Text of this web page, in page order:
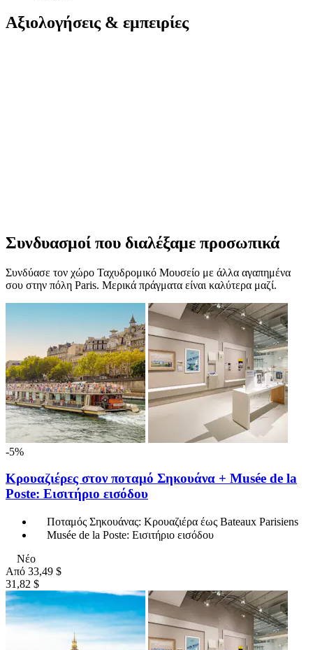
Αξιολογήσεις & εμπειρίες
Συνδυασμοί που διαλέξαμε προσωπικά
Συνδύασε τον χώρο Ταχυδρομικό Μουσείο με άλλα αγαπημένα
σου στην πόλη Paris. Μερικά πράγματα είναι καλύτερα μαζί.
-5%
Κρουαζιέρες στον ποταμό Σηκουάνα + Musée de la
Poste: Εισιτήριο εισόδου
Ποταμός Σηκουάνας: Κρουαζιέρα έως Bateaux Parisiens
Musée de la Poste: Εισιτήριο εισόδου
Νέο
Από 33,49 $
31,82 $